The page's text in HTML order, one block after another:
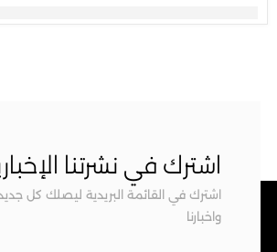
اشترك في نشرتنا
اشترك في القائمة البريدية ليصلك كل
واخبارنا